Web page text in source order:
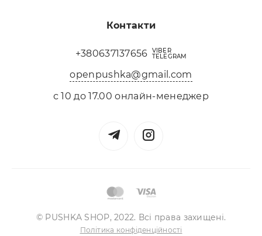
Контакти
+380637137656 VIBER
TELEGRAM
openpushka@gmail.com
с 10 до 17.00 онлайн-менеджер
© PUSHKA SHOP, 2022. Всі права захищені.
Політика конфіденційності